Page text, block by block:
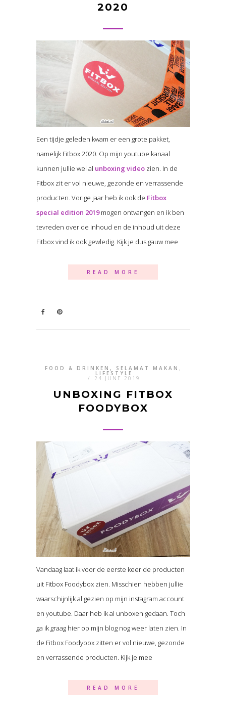
2020
Een tijdje geleden kwam er een grote pakket,
namelijk Fitbox 2020. Op mijn youtube kanaal
kunnen jullie wel al unboxing videozien. In de
Fitbox zit er vol nieuwe, gezonde en verrassende
producten. Vorige jaar heb ik ook de Fitbox
special edition 2019mogen ontvangen en ik ben
tevreden over de inhoud en de inhoud uit deze
Fitbox vind ik ook gewledig. Kijk je dus gauw mee
READ MORE
FOOD & DRINKEN, SELAMAT MAKAN ,
LIFESTYLE
/ 24 JUNE 2019
UNBOXING FITBOX
FOODYBOX
Vandaag laat ik voor de eerste keer de producten
uit Fitbox Foodybox zien. Misschien hebben jullie
waarschijnlijk al gezien op mijn instagram account
en youtube. Daar heb ik al unboxen gedaan. Toch
ga ik graag hier op mijn blog nog weer laten zien. In
de Fitbox Foodybox zitten er vol nieuwe, gezonde
en verrassende producten. Kijk je mee
READ MORE